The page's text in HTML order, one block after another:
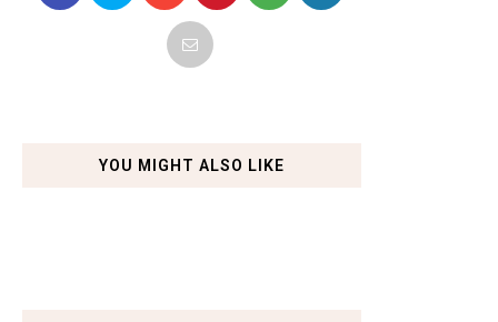
YOU MIGHT ALSO LIKE